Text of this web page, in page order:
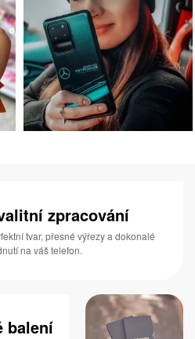
zpracování
tvar, přesné výřezy a dokonalé
na váš telefon.
balení